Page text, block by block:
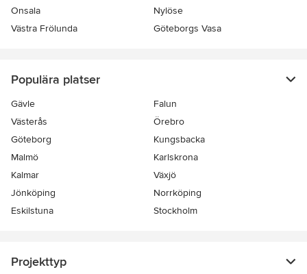
Onsala
Nylöse
Västra Frölunda
Göteborgs Vasa
Populära platser
Gävle
Falun
Västerås
Örebro
Göteborg
Kungsbacka
Malmö
Karlskrona
Kalmar
Växjö
Jönköping
Norrköping
Eskilstuna
Stockholm
Projekttyp